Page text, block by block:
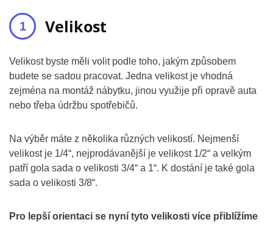
Velikost
Velikost byste měli volit podle toho, jakým způsobem
budete se sadou pracovat. Jedna velikost je vhodná
zejména na montáž nábytku, jinou využije při opravě auta
nebo třeba údržbu spotřebičů.
Na výběr máte z několika různých velikostí. Nejmenší
velikost je 1/4“, nejprodávanější je velikost 1/2“ a velkým
patří gola sada o velikosti 3/4“ a 1“. K dostání je také gola
sada o velikosti 3/8“.
Pro lepší orientaci se nyní tyto velikosti více přiblížíme